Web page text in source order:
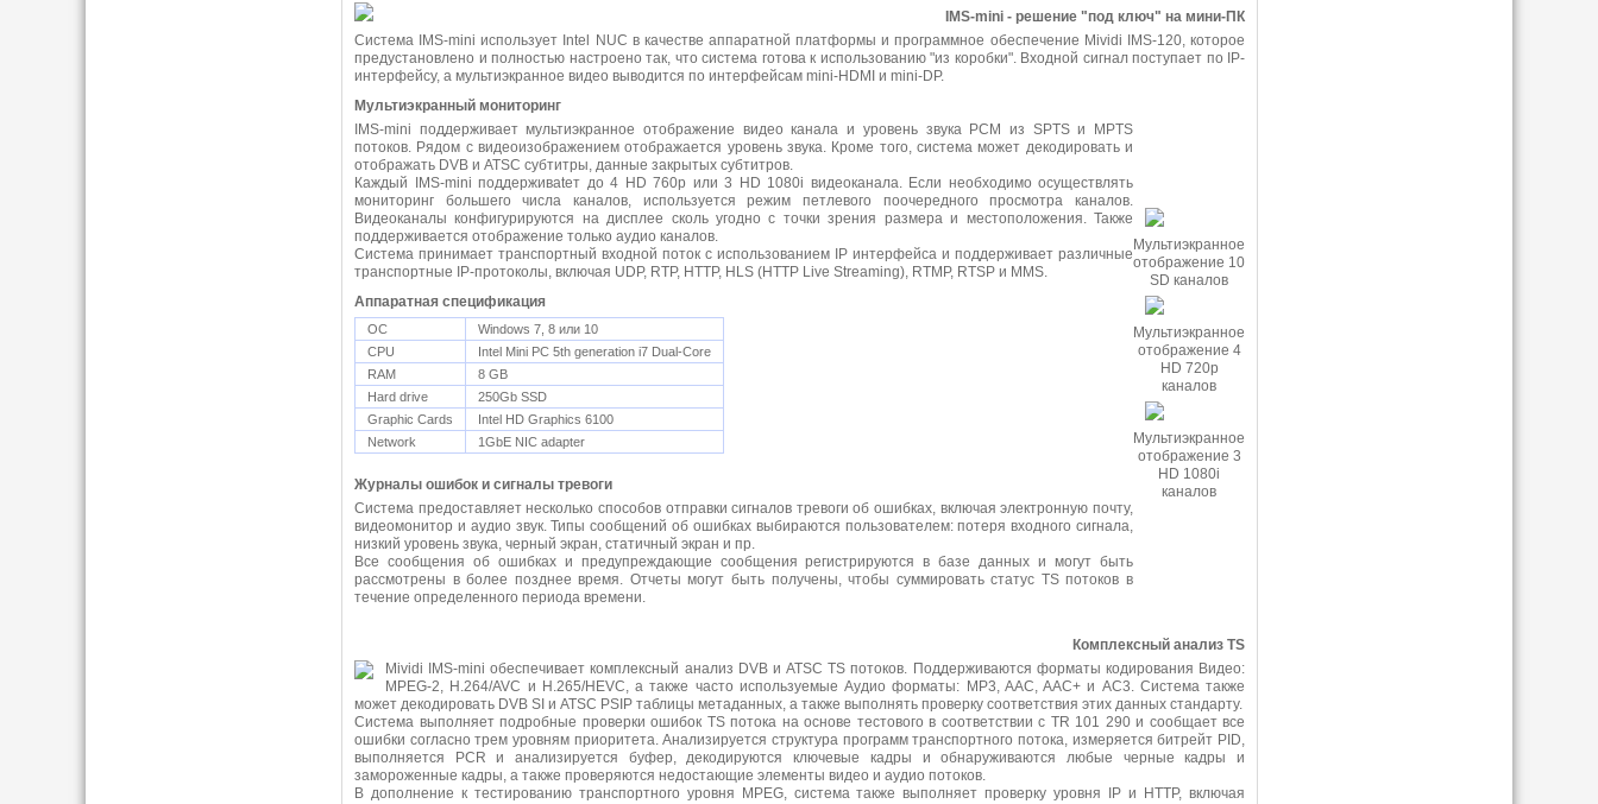
IMS-mini - решение "под ключ" на мини-ПК
Система IMS-mini использует Intel NUC в качестве аппаратной платформы и программное обеспечение Mividi IMS-120, которое
предустановлено и полностью настроено так, что система готова к использованию "из коробки". Входной сигнал поступает по IP-
интерфейсу, а мультиэкранное видео выводится по интерфейсам mini-HDMI и mini-DP.
Мультиэкранный мониторинг
IMS-mini поддерживает мультиэкранное отображение видео канала и уровень звука PCM из SPTS и MPTS
потоков. Рядом с видеоизображением отображается уровень звука. Кроме того, система может декодировать и
отображать DVB и ATSC субтитры, данные закрытых субтитров.
Каждый IMS-mini поддерживаtет до 4 HD 760p или 3 HD 1080i видеоканала. Если необходимо осуществлять
мониторинг большего числа каналов, используется режим петлевого поочередного просмотра каналов.
Видеоканалы конфигурируются на дисплее сколь угодно с точки зрения размера и местоположения. Также
поддерживается отображение только аудио каналов.
Система принимает транспортный входной поток с использованием IP интерфейса и поддерживает различные
транспортные IP-протоколы, включая UDP, RTP, HTTP, HLS (HTTP Live Streaming), RTMP, RTSP и MMS.
Аппаратная спецификация
ОС
Windows 7, 8 или 10
CPU
Intel Mini PC 5th generation i7 Dual-Core
RAM
8 GB
Hard drive
250Gb SSD
Graphic Cards
Intel HD Graphics 6100
Network
1GbE NIC adapter
Журналы ошибок и сигналы тревоги
Система предоставляет несколько способов отправки сигналов тревоги об ошибках, включая электронную почту,
видеомонитор и аудио звук. Типы сообщений об ошибках выбираются пользователем: потеря входного сигнала,
низкий уровень звука, черный экран, статичный экран и пр.
Все сообщения об ошибках и предупреждающие сообщения регистрируются в базе данных и могут быть
рассмотрены в более позднее время. Отчеты могут быть получены, чтобы суммировать статус TS потоков в
течение определенного периода времени.
Мультиэкранное
отображение 10
SD каналов
Мультиэкранное
отображение 4
HD 720p
каналов
Мультиэкранное
отображение 3
HD 1080i
каналов
Комплексный анализ TS
Mividi IMS-mini обеспечивает комплексный анализ DVB и ATSC TS потоков. Поддерживаются форматы кодирования Видео:
MPEG-2, H.264/AVC и H.265/HEVC, а также часто используемые Аудио форматы: MP3, AAC, AAC+ и AC3. Система также
может декодировать DVB SI и ATSC PSIP таблицы метаданных, а также выполнять проверку соответствия этих данных стандарту.
Система выполняет подробные проверки ошибок TS потока на основе тестового в соответствии с TR 101 290 и сообщает все
ошибки согласно трем уровням приоритета. Анализируется структура программ транспортного потока, измеряется битрейт PID,
выполняется PCR и анализируется буфер, декодируются ключевые кадры и обнаруживаются любые черные кадры и
замороженные кадры, а также проверяются недостающие элементы видео и аудио потоков.
В дополнение к тестированию транспортного уровня MPEG, система также выполняет проверку уровня IP и HTTP, включая